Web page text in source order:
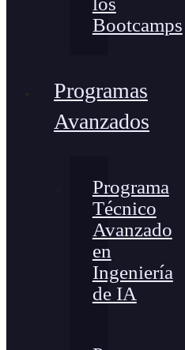
Bootcamps
Programas
Avanzados
Programa
Técnico
Avanzado
en
Ingeniería
de IA